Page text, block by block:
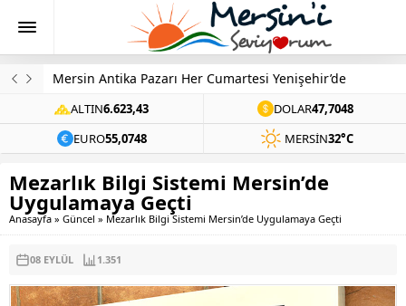
Mersin Üniversitesi’nden Ziynet Sali Konseri
ALTIN6.623,43 DOLAR47,7048
EURO55,0748 MERSIN32°C
Mezarlık Bilgi Sistemi Mersin’de
Uygulamaya Geçti
Anasayfa » Güncel » Mezarlık Bilgi Sistemi Mersin’de Uygulamaya Geçti
08 EYLÜL 1.351